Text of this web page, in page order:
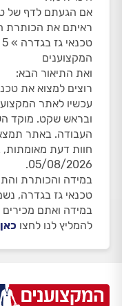
אם הגעתם לדף של
ראיתם את הכותרת
המקצוענים
ואת התיאור הבא:
רוצים למצוא את
עכשיו לאתר
ובראש שקט. מוקד
05/08/2026.
במידה והכותרת
טכנאי גז בגדרה,
במידה ואתם מכירים
להמליץ לנו לחצו כאן